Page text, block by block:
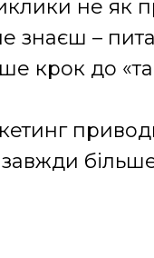
не як
знаєш –
крок до